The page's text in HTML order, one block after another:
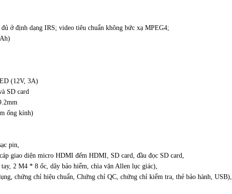
ở định dạng IRS; video tiêu chuẩn không bức xạ MPEG4;
(12V, 3A)
SD card
ống kính)
pin,
giao diện micro HDMI đếm HDMI, SD card, đầu đọc SD card,
2 M4 * 8 ốc, dây bảo hiểm, chìa vặn Allen lục giác),
chứng chỉ hiệu chuẩn, Chứng chỉ QC, chứng chỉ kiểm tra, thẻ bảo hành, USB),